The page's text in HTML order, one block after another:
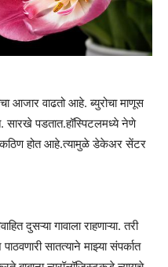
आजार वाढतो आहे. ब्युरोचा माणूस
सारखे पडतात.हॉस्पिटलमध्ये नेणे
कठिण होत आहे.त्यामुळे डेकेअर सेंटर
दुसऱ्या गावाला राहणाऱ्या. तरी
सातत्याने माझ्या संपर्कात